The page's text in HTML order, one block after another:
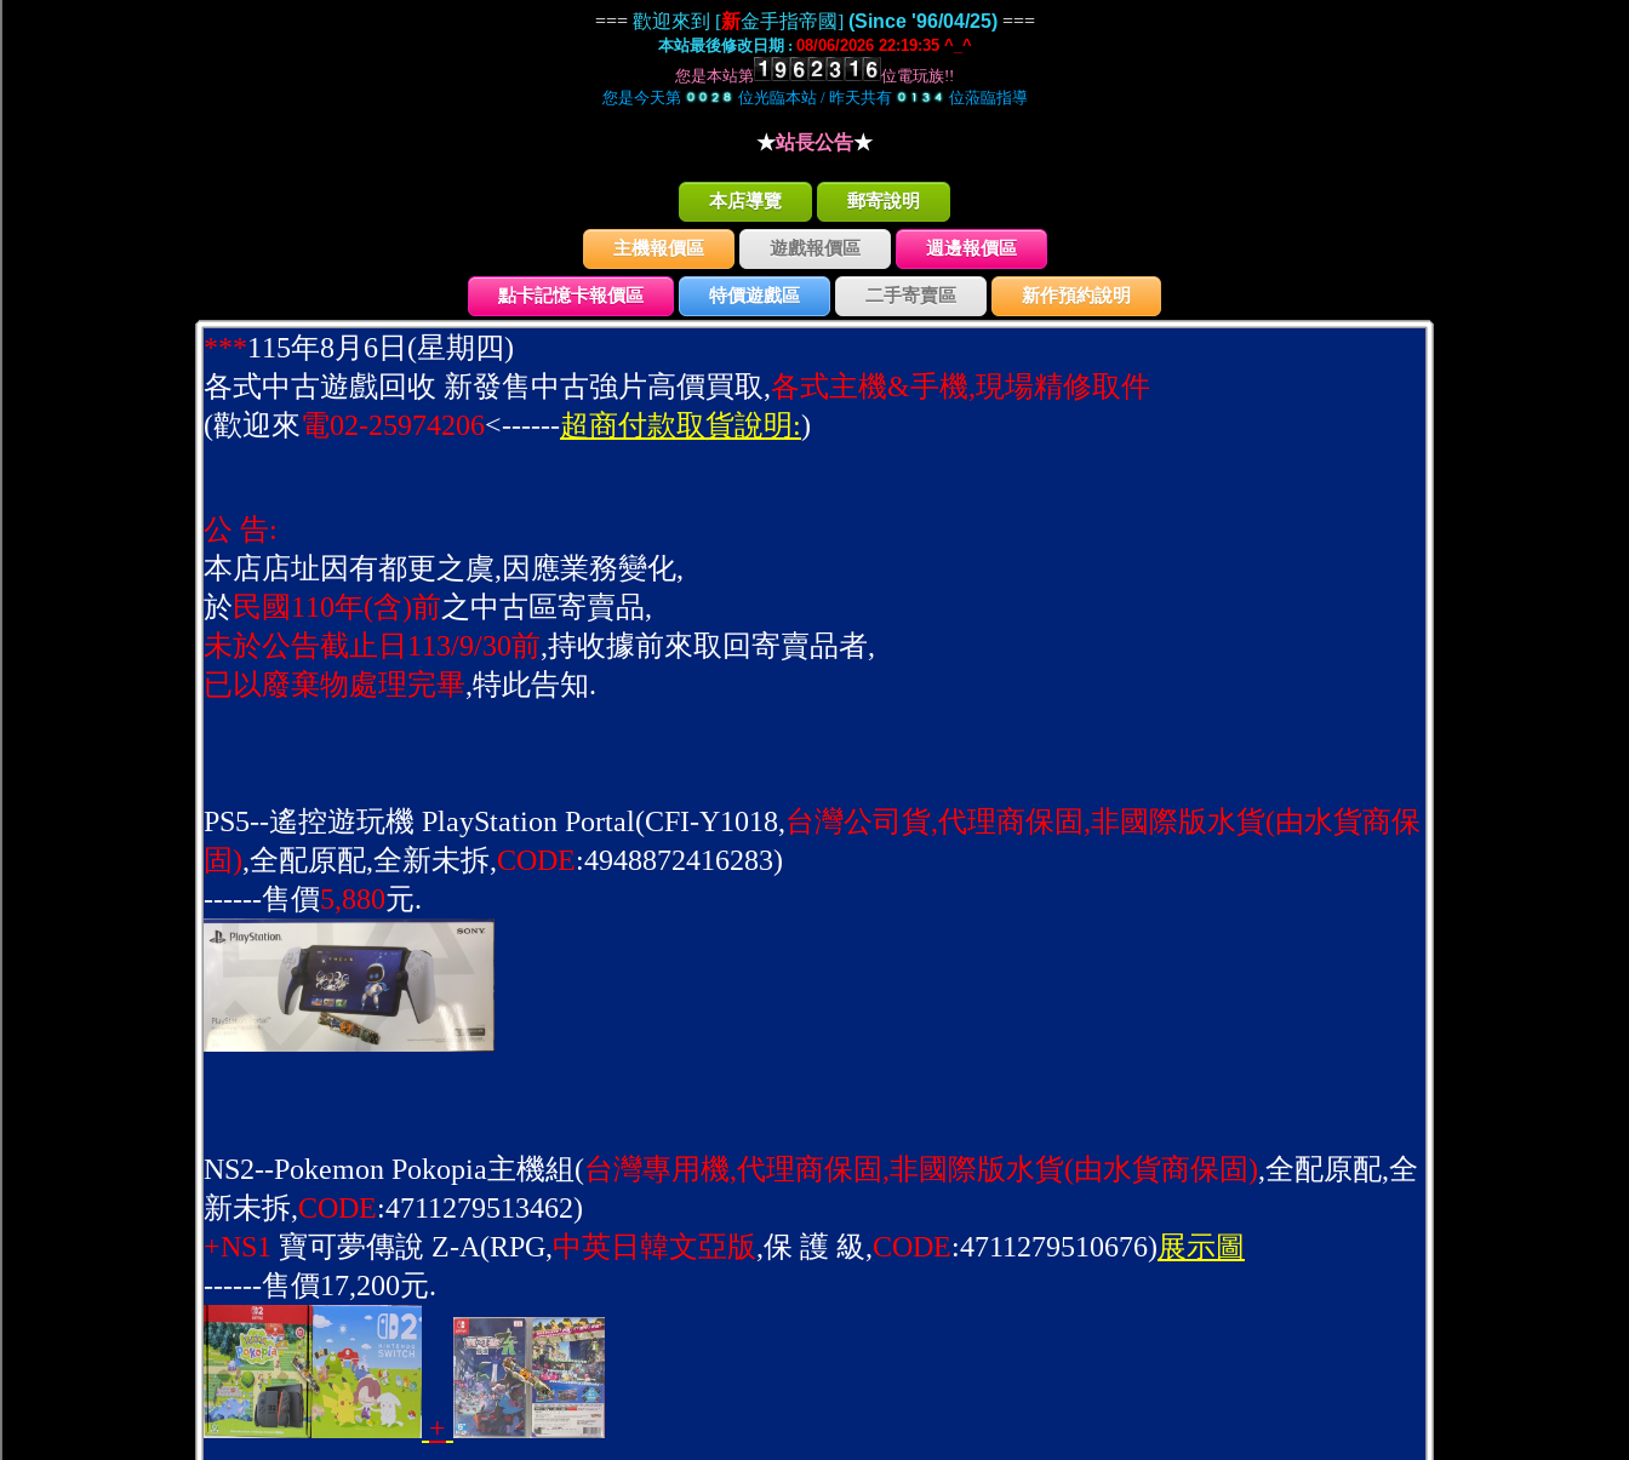
=== 歡迎來到 [新金手指帝國] (Since '96/04/25)===
本站最後修改日期 : 08/06/2026 22:19:35 ^_^
您是本站第
位電玩族!!
您是今天第
位光臨本站 / 昨天共有 位蒞臨指導
★站長公告★
本店導覽 郵寄說明
主機報價區 遊戲報價區 週邊報價區
點卡記憶卡報價區 特價遊戲區 二手寄賣區 新作預約說明
***115年8月6日(星期四)
各式中古遊戲回收 新發售中古強片高價買取,各式主機&手機,現場精修取件
(歡迎來電02-25974206<------超商付款取貨說明:)
公 告:
本店店址因有都更之虞,因應業務變化,
於民國110年(含)前之中古區寄賣品,
未於公告截止日113/9/30前,持收據前來取回寄賣品者,
已以廢棄物處理完畢,特此告知.
PS5--遙控遊玩機 PlayStation Portal(CFI-Y1018,台灣公司貨,代理商保固,非國際版水貨(由水貨商保
固),全配原配,全新未拆,CODE:4948872416283)
------售價5,880元.
NS2--Pokemon Pokopia主機組(台灣專用機,代理商保固,非國際版水貨(由水貨商保固),全配原配,全
新未拆,CODE:4711279513462)
+NS1 寶可夢傳說 Z-A(RPG,中英日韓文亞版,保 護 級,CODE:4711279510676)展示圖
------售價17,200元.
+